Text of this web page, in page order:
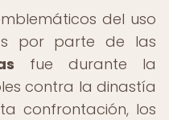
del uso
por parte de las
fue durante la
contra la dinastía
confrontación, los